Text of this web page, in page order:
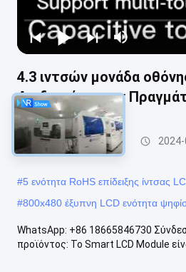
4.3 ιντσών μονάδα
Διαδικτύου των
Έξυπνη ενότητα LCD 2024-
#5 ενότητα RoHS επίδειξης ίντσας
#800x480 έξυπνη LCD ενότητα
WhatsApp: +86 18665846730
προϊόντος: Το Smart LCD Module